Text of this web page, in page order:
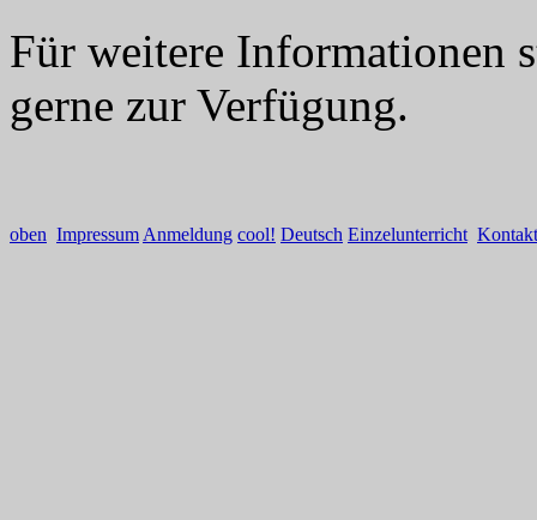
Für weitere Informationen
gerne zur Verfügung.
oben ImpressumAnmeldung cool! Deutsch Einzelunterricht Kontakt